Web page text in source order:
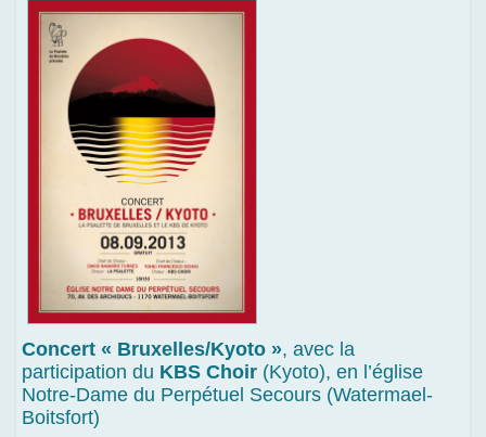
Concert « Bruxelles/Kyoto », avec la
participation du KBS Choir (Kyoto), en l’église
Notre-Dame du Perpétuel Secours (Watermael-
Boitsfort)